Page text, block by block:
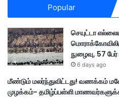
Popular
செயுட்டா
நுழைவு, 57 பேர்
6 days ago
மீண்டும் மலர்ந்துவிட்டது! வணக்கம்
முழக்கம்- தமிழ்ப்பள்ளி